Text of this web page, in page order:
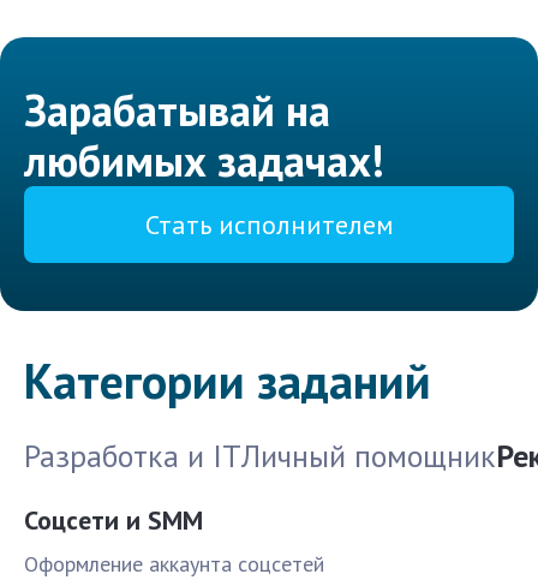
Зарабатывай на
любимых задачах!
Стать исполнителем
Категории заданий
Разработка и ITЛичный помощник
Соцсети и SMM
Оформление аккаунта соцсетей